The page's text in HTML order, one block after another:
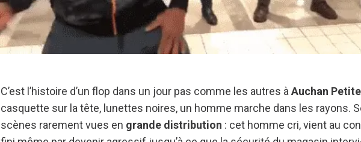
C’est l’histoire d’un flop dans un jour pas comme les autres à Auchan
casquette sur la tête, lunettes noires, un homme marche dans les rayons.
scènes rarement vues en grande distribution : cet homme cri, vient au